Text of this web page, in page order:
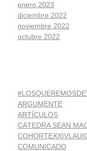
enero 2023
diciembre 2022
noviembre 2022
octubre 2022
ARGUMENTE
ARTÍCULOS
CÁTEDRA SEAN
COMUNICADO